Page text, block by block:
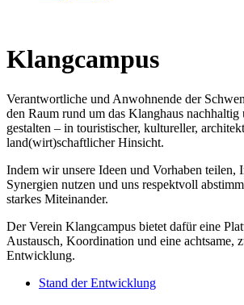
Klangcampus
Verantwortliche und Anwohnende der
den Raum rund um das Klanghaus
gestalten – in touristischer, kultureller,
land(wirt)schaftlicher Hinsicht.
Indem wir unsere Ideen und Vorhaben teilen,
Synergien nutzen und uns respektvoll
starkes Miteinander.
Der Verein Klangcampus bietet dafür eine
Austausch, Koordination und eine achtsame,
Entwicklung.
Stand der Entwicklung